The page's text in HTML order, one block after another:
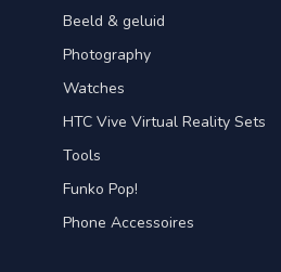
Beeld & geluid
Photography
Watches
HTC Vive Virtual Reality Sets
Tools
Funko Pop!
Phone Accessoires